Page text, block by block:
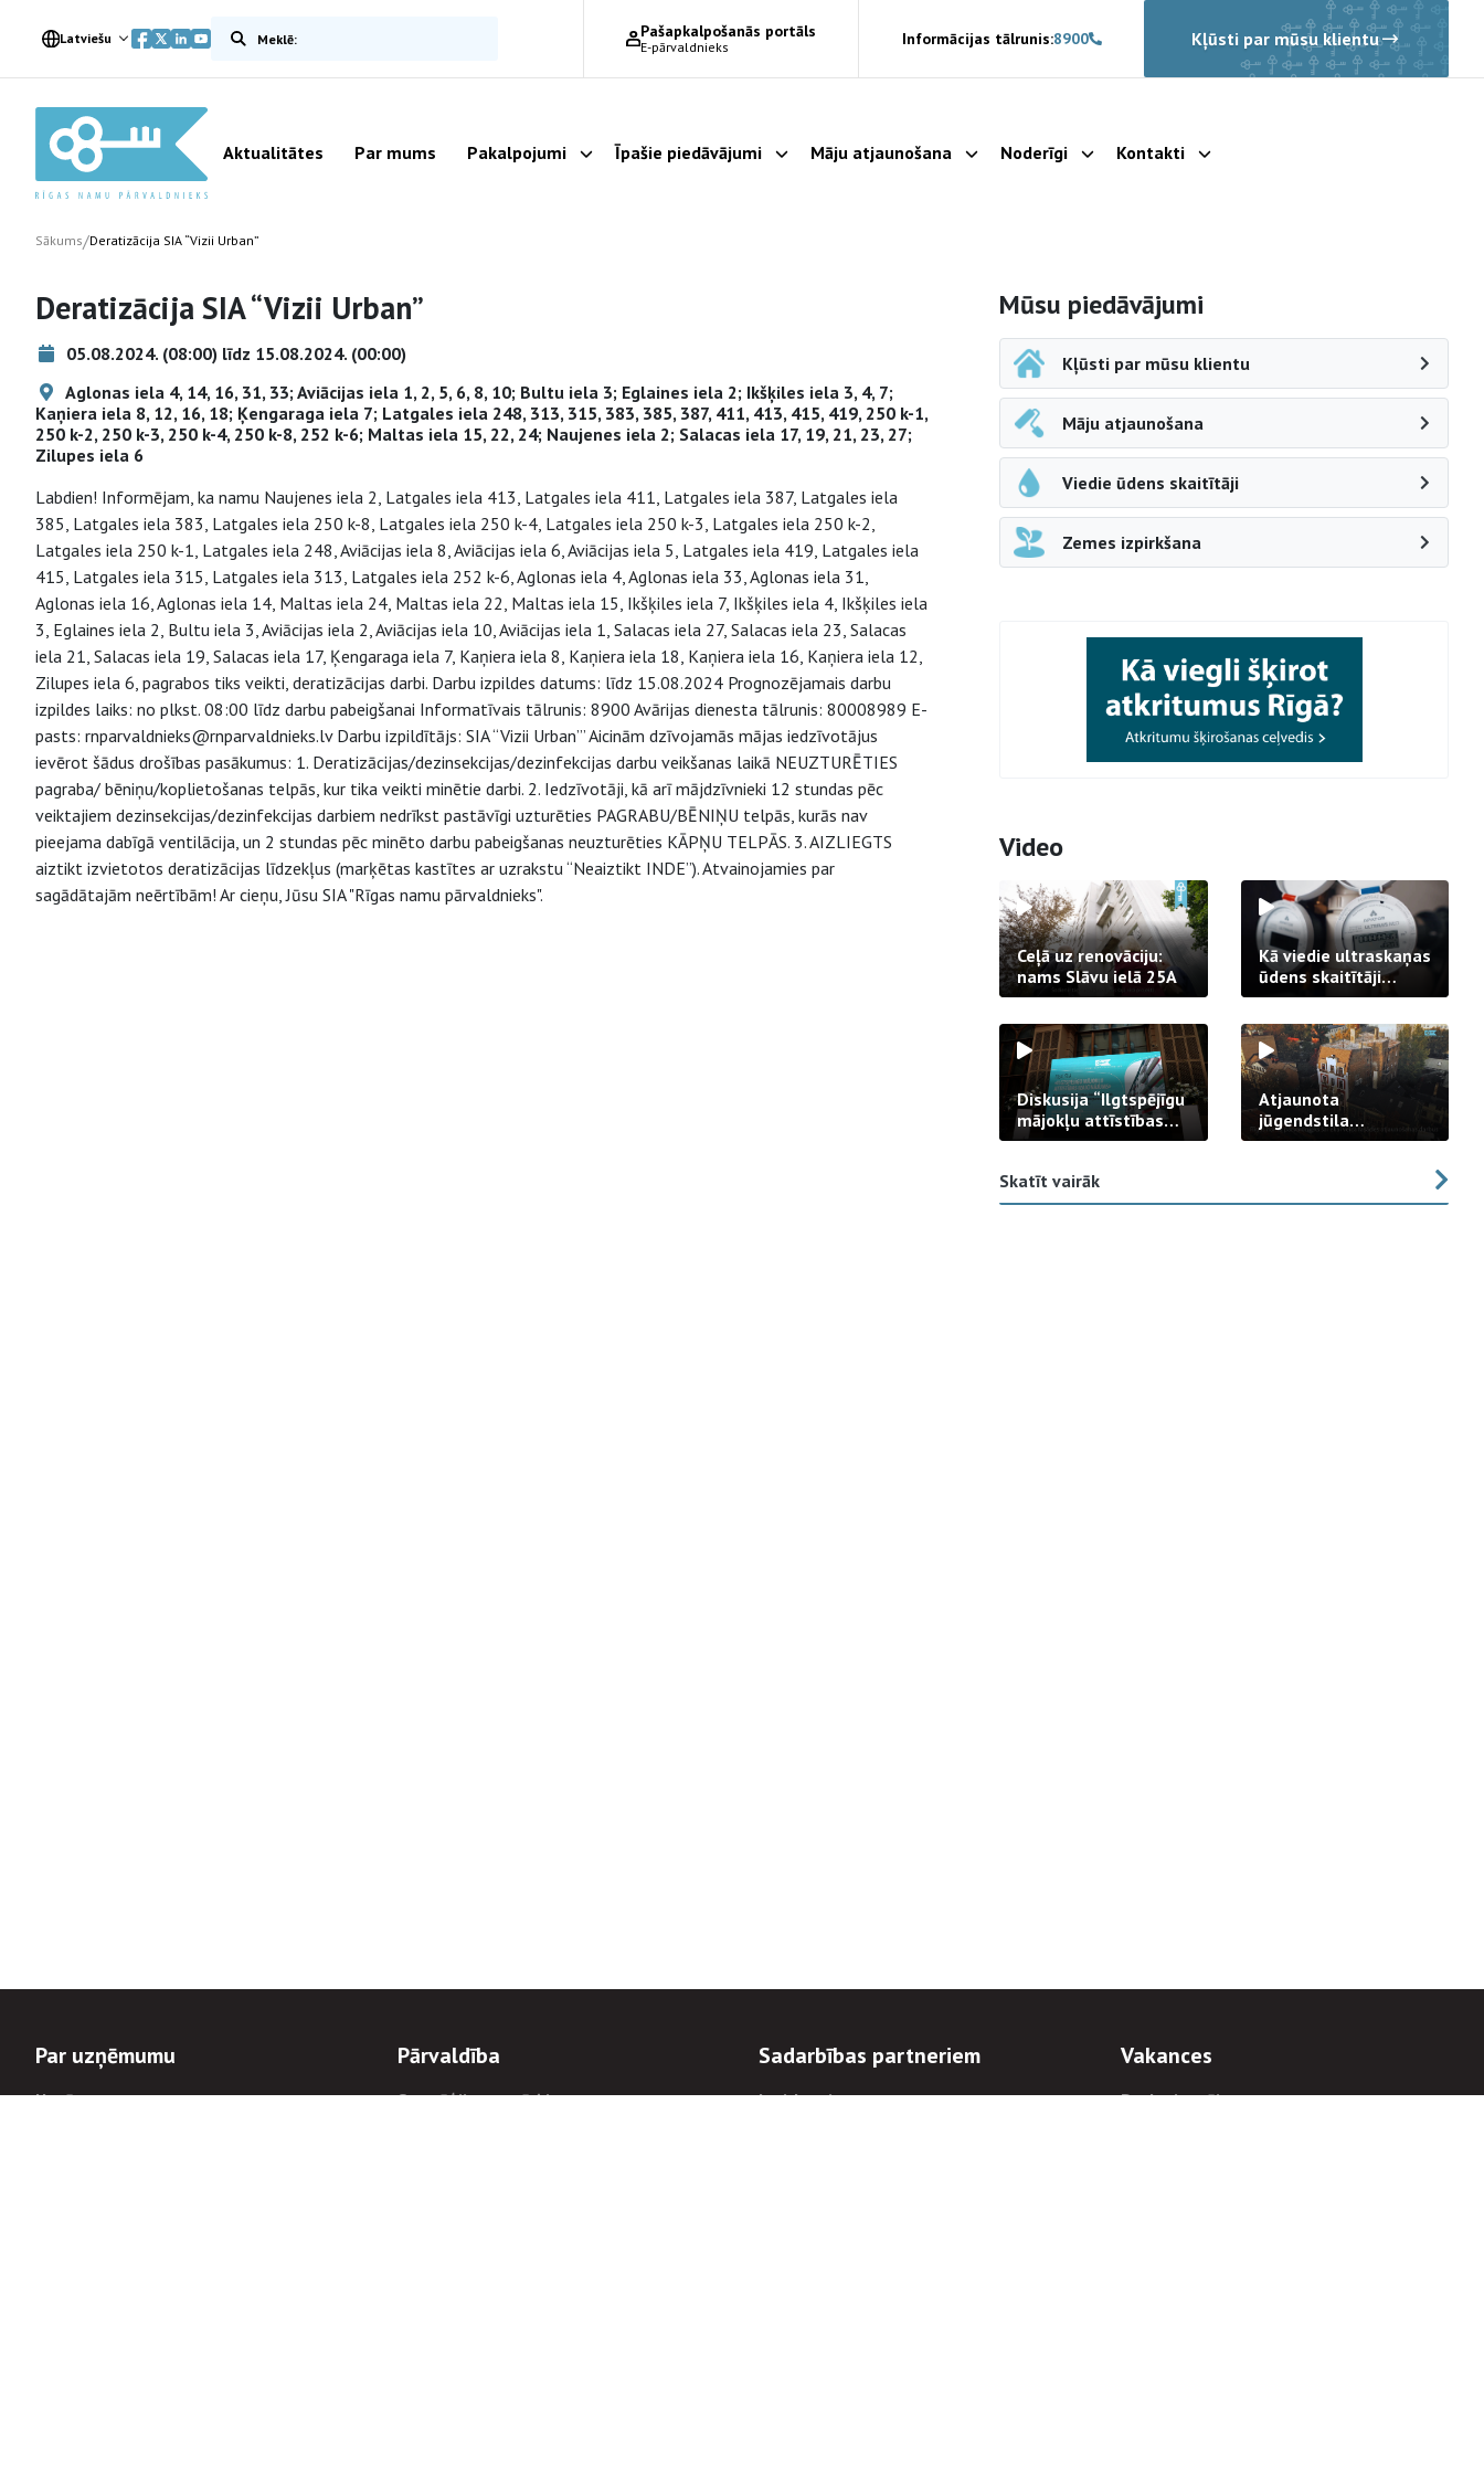
Latviešu Meklēt vietnē Pašapkalpošanās portāls
E-pārvaldnieks Informācijas tālrunis:8900 Kļūsti par mūsu klientu
Aktualitātes Par mums Pakalpojumi Parādīt apakšizvēlni
Īpašie piedāvājumi Parādīt apakšizvēlni
Māju atjaunošana Parādīt apakšizvēlni
Noderīgi Parādīt apakšizvēlni
Kontakti Parādīt apakšizvēlni
Sākums/Deratizācija SIA “Vizii Urban”
Deratizācija SIA “Vizii Urban”
05.08.2024. (08:00) līdz 15.08.2024. (00:00)
Aglonas iela 4, 14, 16, 31, 33; Aviācijas iela 1, 2, 5, 6, 8, 10; Bultu iela 3; Eglaines iela 2; Ikšķiles iela 3, 4, 7;
Kaņiera iela 8, 12, 16, 18; Ķengaraga iela 7; Latgales iela 248, 313, 315, 383, 385, 387, 411, 413, 415, 419, 250 k-1,
250 k-2, 250 k-3, 250 k-4, 250 k-8, 252 k-6; Maltas iela 15, 22, 24; Naujenes iela 2; Salacas iela 17, 19, 21, 23, 27;
Zilupes iela 6
Labdien! Informējam, ka namu Naujenes iela 2, Latgales iela 413, Latgales iela 411, Latgales iela 387, Latgales iela
385, Latgales iela 383, Latgales iela 250 k-8, Latgales iela 250 k-4, Latgales iela 250 k-3, Latgales iela 250 k-2,
Latgales iela 250 k-1, Latgales iela 248, Aviācijas iela 8, Aviācijas iela 6, Aviācijas iela 5, Latgales iela 419, Latgales iela
415, Latgales iela 315, Latgales iela 313, Latgales iela 252 k-6, Aglonas iela 4, Aglonas iela 33, Aglonas iela 31,
Aglonas iela 16, Aglonas iela 14, Maltas iela 24, Maltas iela 22, Maltas iela 15, Ikšķiles iela 7, Ikšķiles iela 4, Ikšķiles iela
3, Eglaines iela 2, Bultu iela 3, Aviācijas iela 2, Aviācijas iela 10, Aviācijas iela 1, Salacas iela 27, Salacas iela 23, Salacas
iela 21, Salacas iela 19, Salacas iela 17, Ķengaraga iela 7, Kaņiera iela 8, Kaņiera iela 18, Kaņiera iela 16, Kaņiera iela 12,
Zilupes iela 6, pagrabos tiks veikti, deratizācijas darbi. Darbu izpildes datums: līdz 15.08.2024 Prognozējamais darbu
izpildes laiks: no plkst. 08:00 līdz darbu pabeigšanai Informatīvais tālrunis: 8900 Avārijas dienesta tālrunis: 80008989 E-
pasts: rnparvaldnieks@rnparvaldnieks.lv Darbu izpildītājs: SIA “Vizii Urban”’ Aicinām dzīvojamās mājas iedzīvotājus
ievērot šādus drošības pasākumus: 1. Deratizācijas/dezinsekcijas/dezinfekcijas darbu veikšanas laikā NEUZTURĒTIES
pagraba/ bēniņu/koplietošanas telpās, kur tika veikti minētie darbi. 2. Iedzīvotāji, kā arī mājdzīvnieki 12 stundas pēc
veiktajiem dezinsekcijas/dezinfekcijas darbiem nedrīkst pastāvīgi uzturēties PAGRABU/BĒNIŅU telpās, kurās nav
pieejama dabīgā ventilācija, un 2 stundas pēc minēto darbu pabeigšanas neuzturēties KĀPŅU TELPĀS. 3. AIZLIEGTS
aiztikt izvietotos deratizācijas līdzekļus (marķētas kastītes ar uzrakstu “Neaiztikt INDE”). Atvainojamies par
sagādātajām neērtībām! Ar cieņu, Jūsu SIA "Rīgas namu pārvaldnieks".
Sāna navigācija
Mūsu piedāvājumi
Kļūsti par mūsu klientu
Māju atjaunošana
Viedie ūdens skaitītāji
Zemes izpirkšana
Video
Ceļā uz renovāciju:
nams Slāvu ielā 25A
Kā viedie ultraskaņas
ūdens skaitītāji
strādā praksē
Diskusija “Ilgtspējīgu
mājokļu attīstības
izaicinājums”
Atjaunota
jūgendstila
arhitektūras pērles
Skatīt vairāk
Par uzņēmumu
Uzņēmums
Pārvaldība
Stratēģija un mērķi
Sadarbības partneriem
Iepirkumi
Vakances
Darba iespējas